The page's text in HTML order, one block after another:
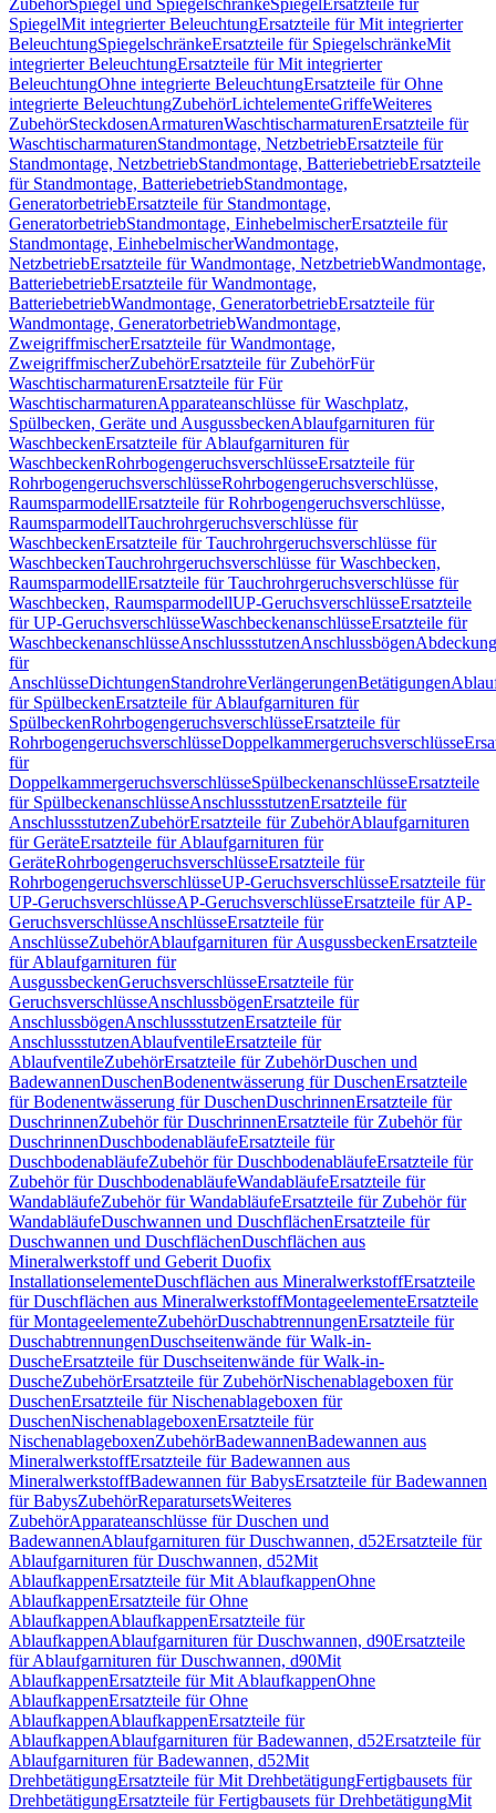
ZubehörSpiegel und SpiegelschränkeSpiegel Ersatzteile für
SpiegelMit integrierter BeleuchtungErsatzteile für Mit integrierter
BeleuchtungSpiegelschränkeErsatzteile für SpiegelschränkeMit
integrierter BeleuchtungErsatzteile für Mit integrierter
BeleuchtungOhne integrierte BeleuchtungErsatzteile für Ohne
integrierte BeleuchtungZubehörLichtelementeGriffeWeiteres
ZubehörSteckdosenArmaturenWaschtischarmaturenErsatzteile für
WaschtischarmaturenStandmontage, NetzbetriebErsatzteile für
Standmontage, NetzbetriebStandmontage, BatteriebetriebErsatzteile
für Standmontage, BatteriebetriebStandmontage,
GeneratorbetriebErsatzteile für Standmontage,
GeneratorbetriebStandmontage, EinhebelmischerErsatzteile für
Standmontage, EinhebelmischerWandmontage,
NetzbetriebErsatzteile für Wandmontage, NetzbetriebWandmontage,
BatteriebetriebErsatzteile für Wandmontage,
BatteriebetriebWandmontage, GeneratorbetriebErsatzteile für
Wandmontage, GeneratorbetriebWandmontage,
ZweigriffmischerErsatzteile für Wandmontage,
ZweigriffmischerZubehörErsatzteile für ZubehörFür
WaschtischarmaturenErsatzteile für Für
WaschtischarmaturenApparateanschlüsse für Waschplatz,
Spülbecken, Geräte und AusgussbeckenAblaufgarnituren für
WaschbeckenErsatzteile für Ablaufgarnituren für
WaschbeckenRohrbogengeruchsverschlüsseErsatzteile für
RohrbogengeruchsverschlüsseRohrbogengeruchsverschlüsse,
RaumsparmodellErsatzteile für Rohrbogengeruchsverschlüsse,
RaumsparmodellTauchrohrgeruchsverschlüsse für
WaschbeckenErsatzteile für Tauchrohrgeruchsverschlüsse für
WaschbeckenTauchrohrgeruchsverschlüsse für Waschbecken,
RaumsparmodellErsatzteile für Tauchrohrgeruchsverschlüsse für
Waschbecken, RaumsparmodellUP-GeruchsverschlüsseErsatzteile
für UP-GeruchsverschlüsseWaschbeckenanschlüsseErsatzteile für
WaschbeckenanschlüsseAnschlussstutzenAnschlussbögen
für
AnschlüsseDichtungenStandrohreVerlängerungenBetätigungen
für SpülbeckenErsatzteile für Ablaufgarnituren für
SpülbeckenRohrbogengeruchsverschlüsseErsatzteile für
RohrbogengeruchsverschlüsseDoppelkammergeruchsverschlüsse
für
DoppelkammergeruchsverschlüsseSpülbeckenanschlüsseErsatzteile
für SpülbeckenanschlüsseAnschlussstutzenErsatzteile für
AnschlussstutzenZubehörErsatzteile für ZubehörAblaufgarnituren
für GeräteErsatzteile für Ablaufgarnituren für
GeräteRohrbogengeruchsverschlüsseErsatzteile für
RohrbogengeruchsverschlüsseUP-GeruchsverschlüsseErsatzteile für
UP-GeruchsverschlüsseAP-GeruchsverschlüsseErsatzteile für AP-
GeruchsverschlüsseAnschlüsseErsatzteile für
AnschlüsseZubehörAblaufgarnituren für AusgussbeckenErsatzteile
für Ablaufgarnituren für
AusgussbeckenGeruchsverschlüsseErsatzteile für
GeruchsverschlüsseAnschlussbögenErsatzteile für
AnschlussbögenAnschlussstutzenErsatzteile für
AnschlussstutzenAblaufventileErsatzteile für
AblaufventileZubehörErsatzteile für ZubehörDuschen und
BadewannenDuschenBodenentwässerung für DuschenErsatzteile
für Bodenentwässerung für DuschenDuschrinnenErsatzteile für
DuschrinnenZubehör für DuschrinnenErsatzteile für Zubehör für
DuschrinnenDuschbodenabläufeErsatzteile für
DuschbodenabläufeZubehör für DuschbodenabläufeErsatzteile für
Zubehör für DuschbodenabläufeWandabläufeErsatzteile für
WandabläufeZubehör für WandabläufeErsatzteile für Zubehör für
WandabläufeDuschwannen und DuschflächenErsatzteile für
Duschwannen und DuschflächenDuschflächen aus
Mineralwerkstoff und Geberit Duofix
InstallationselementeDuschflächen aus MineralwerkstoffErsatzteile
für Duschflächen aus MineralwerkstoffMontageelementeErsatzteile
für MontageelementeZubehörDuschabtrennungenErsatzteile für
DuschabtrennungenDuschseitenwände für Walk-in-
DuscheErsatzteile für Duschseitenwände für Walk-in-
DuscheZubehörErsatzteile für ZubehörNischenablageboxen für
DuschenErsatzteile für Nischenablageboxen für
DuschenNischenablageboxenErsatzteile für
NischenablageboxenZubehörBadewannenBadewannen aus
MineralwerkstoffErsatzteile für Badewannen aus
MineralwerkstoffBadewannen für BabysErsatzteile für Badewannen
für BabysZubehörReparatursetsWeiteres
ZubehörApparateanschlüsse für Duschen und
BadewannenAblaufgarnituren für Duschwannen, d52Ersatzteile für
Ablaufgarnituren für Duschwannen, d52Mit
AblaufkappenErsatzteile für Mit AblaufkappenOhne
AblaufkappenErsatzteile für Ohne
AblaufkappenAblaufkappenErsatzteile für
AblaufkappenAblaufgarnituren für Duschwannen, d90Ersatzteile
für Ablaufgarnituren für Duschwannen, d90Mit
AblaufkappenErsatzteile für Mit AblaufkappenOhne
AblaufkappenErsatzteile für Ohne
AblaufkappenAblaufkappenErsatzteile für
AblaufkappenAblaufgarnituren für Badewannen, d52Ersatzteile für
Ablaufgarnituren für Badewannen, d52Mit
DrehbetätigungErsatzteile für Mit DrehbetätigungFertigbausets für
DrehbetätigungErsatzteile für Fertigbausets für DrehbetätigungMit